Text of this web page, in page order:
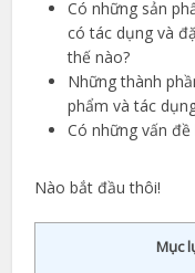
Có những sản
có tác dụng và
thế nào?
Những thành
phẩm và tác
Có những vấn
Nào bắt đầu thôi!
Mục